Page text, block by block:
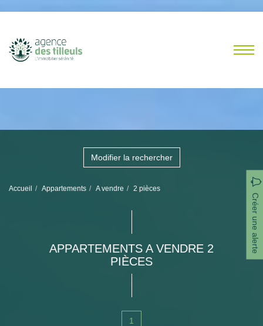
Modifier la rechercher
Accueil Appartements A vendre 2 pièces
APPARTEMENTS A VENDRE 2
PIÈCES
Créer une alerte
1